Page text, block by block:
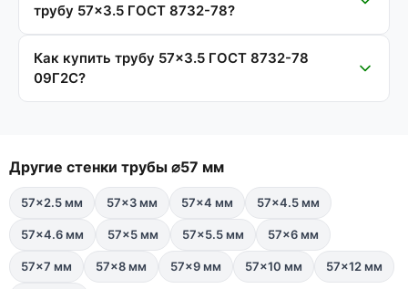
трубу 57×3.5 ГОСТ 8732-78?
Как купить трубу 57×3.5 ГОСТ 8732-78
09Г2С?
Другие стенки трубы ⌀57 мм
57×2.5 мм 57×3 мм 57×4 мм 57×4.5 мм
57×4.6 мм 57×5 мм 57×5.5 мм 57×6 мм
57×7 мм 57×8 мм 57×9 мм 57×10 мм 57×12 мм